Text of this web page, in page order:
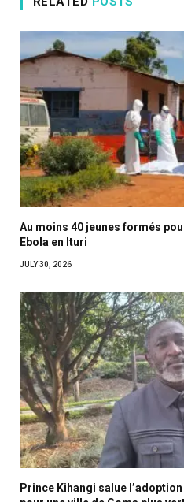
Au moins 40 jeunes formés
Ebola en Ituri
JULY 30, 2026
Prince Kihangi salue